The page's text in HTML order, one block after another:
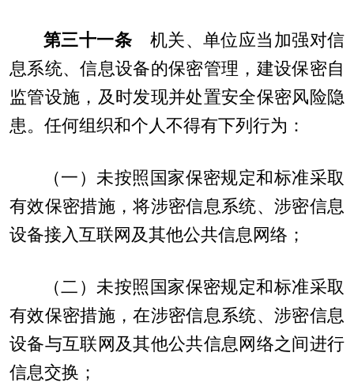
第三十一条 机关、单位应当加强对信
息系统、信息设备的保密管理，建设保密自
监管设施，及时发现并处置安全保密风险隐
患。任何组织和个人不得有下列行为：
（一）未按照国家保密规定和标准采取
有效保密措施，将涉密信息系统、涉密信息
设备接入互联网及其他公共信息网络；
（二）未按照国家保密规定和标准采取
有效保密措施，在涉密信息系统、涉密信息
设备与互联网及其他公共信息网络之间进行
信息交换；